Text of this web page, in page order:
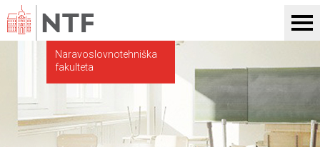
Naravoslovnotehniška
fakulteta